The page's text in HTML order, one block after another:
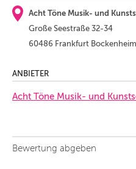
Acht Töne Musik- und
Große Seestraße 32-34
60486 Frankfurt
ANBIETER
Acht Töne Musik- und
Bewertung abgeben